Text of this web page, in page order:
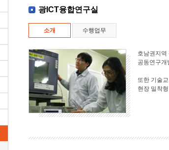
광ICT융합연구실
소개 수행업무
호남권지역
공동연구개
또한 기술
현장 밀착